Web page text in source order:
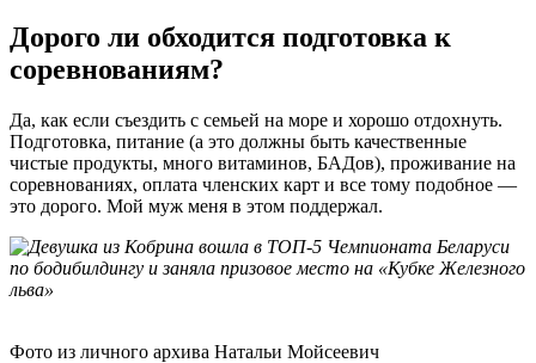
Дорого ли обходится подготовка к
соревнованиям?
Да, как если съездить с семьей на море и хорошо отдохнуть.
Подготовка, питание (а это должны быть качественные
чистые продукты, много витаминов, БАДов), проживание на
соревнованиях, оплата членских карт и все тому подобное —
это дорого. Мой муж меня в этом поддержал.
Фото из личного архива Натальи Мойсеевич